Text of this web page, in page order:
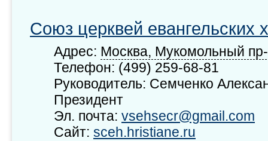
Союз церквей евангельских
Адрес: Москва, Мукомольный
Телефон: (499) 259-68-81
Руководитель: Семченко
Президент
Эл. почта: vsehsecr@gmail.com
Сайт: sceh.hristiane.ru